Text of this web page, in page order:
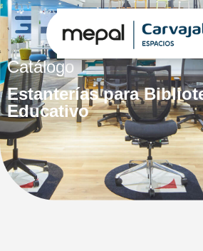
Catálogo
Estanterías para
Educativo